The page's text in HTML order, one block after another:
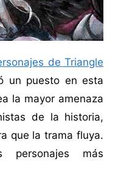
de Triangle
un puesto en esta
la mayor amenaza
de la historia,
que la trama fluya.
más